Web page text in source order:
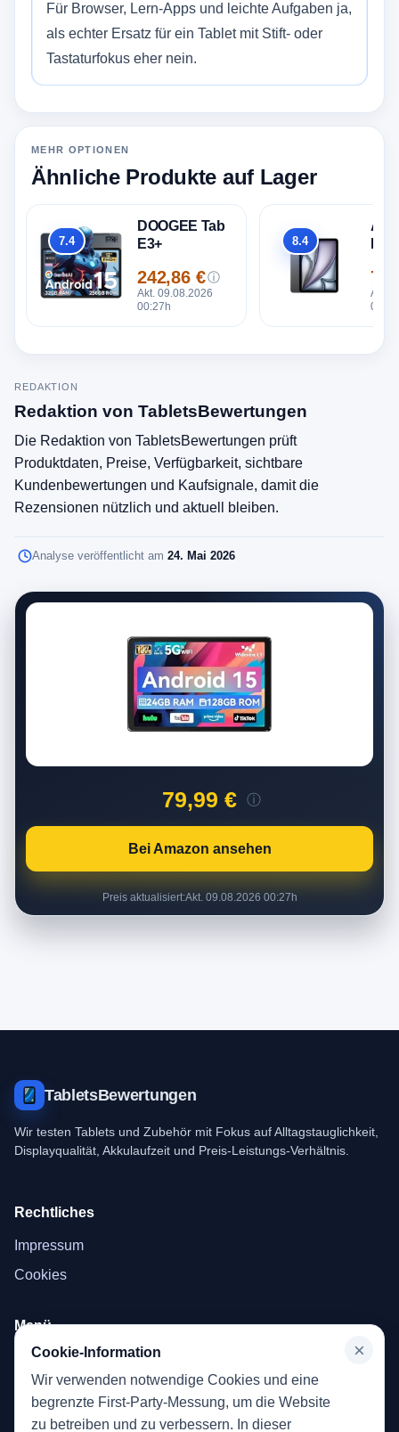
Für Browser, Lern-Apps und leichte Aufgaben ja,
als echter Ersatz für ein Tablet mit Stift- oder
Tastaturfokus eher nein.
MEHR OPTIONEN
Ähnliche Produkte auf Lager
Gesamt
7.4
DOOGEE Tab
E3+
Preis
242,86 € ⓘ
Akt. 09.08.2026
00:27h
Gesamt
8.4
Akt.
REDAKTION
Redaktion von TabletsBewertungen
Die Redaktion von TabletsBewertungen prüft
Produktdaten, Preise, Verfügbarkeit, sichtbare
Kundenbewertungen und Kaufsignale, damit die
Rezensionen nützlich und aktuell bleiben.
Analyse veröffentlicht am 24. Mai 2026
79,99 € ⓘ
Bei Amazon ansehen
Preis aktualisiert:Akt. 09.08.2026 00:27h
TabletsBewertungen
Wir testen Tablets und Zubehör mit Fokus auf Alltagstauglichkeit,
Displayqualität, Akkulaufzeit und Preis-Leistungs-Verhältnis.
Rechtliches
Impressum
Cookies
Menü
Startseite
Tablets
×
Cookie-Information
Wir verwenden notwendige Cookies und eine
begrenzte First-Party-Messung, um die Website
zu betreiben und zu verbessern. In dieser